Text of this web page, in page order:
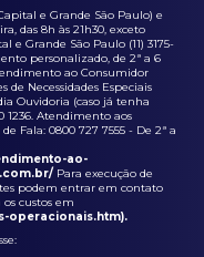
e Grande São Paulo) e
das 8h às 21h30, exceto
e Grande São Paulo (11) 3175-
personalizado, de 2ª a 6
ao Consumidor
de Necessidades Especiais
Ouvidoria (caso já tenha
1236. Atendimento aos
Fala: 0800 727 7555 - De 2ª a
ao-
Para execução de
podem entrar em contato
os custos em
operacionais.htm).